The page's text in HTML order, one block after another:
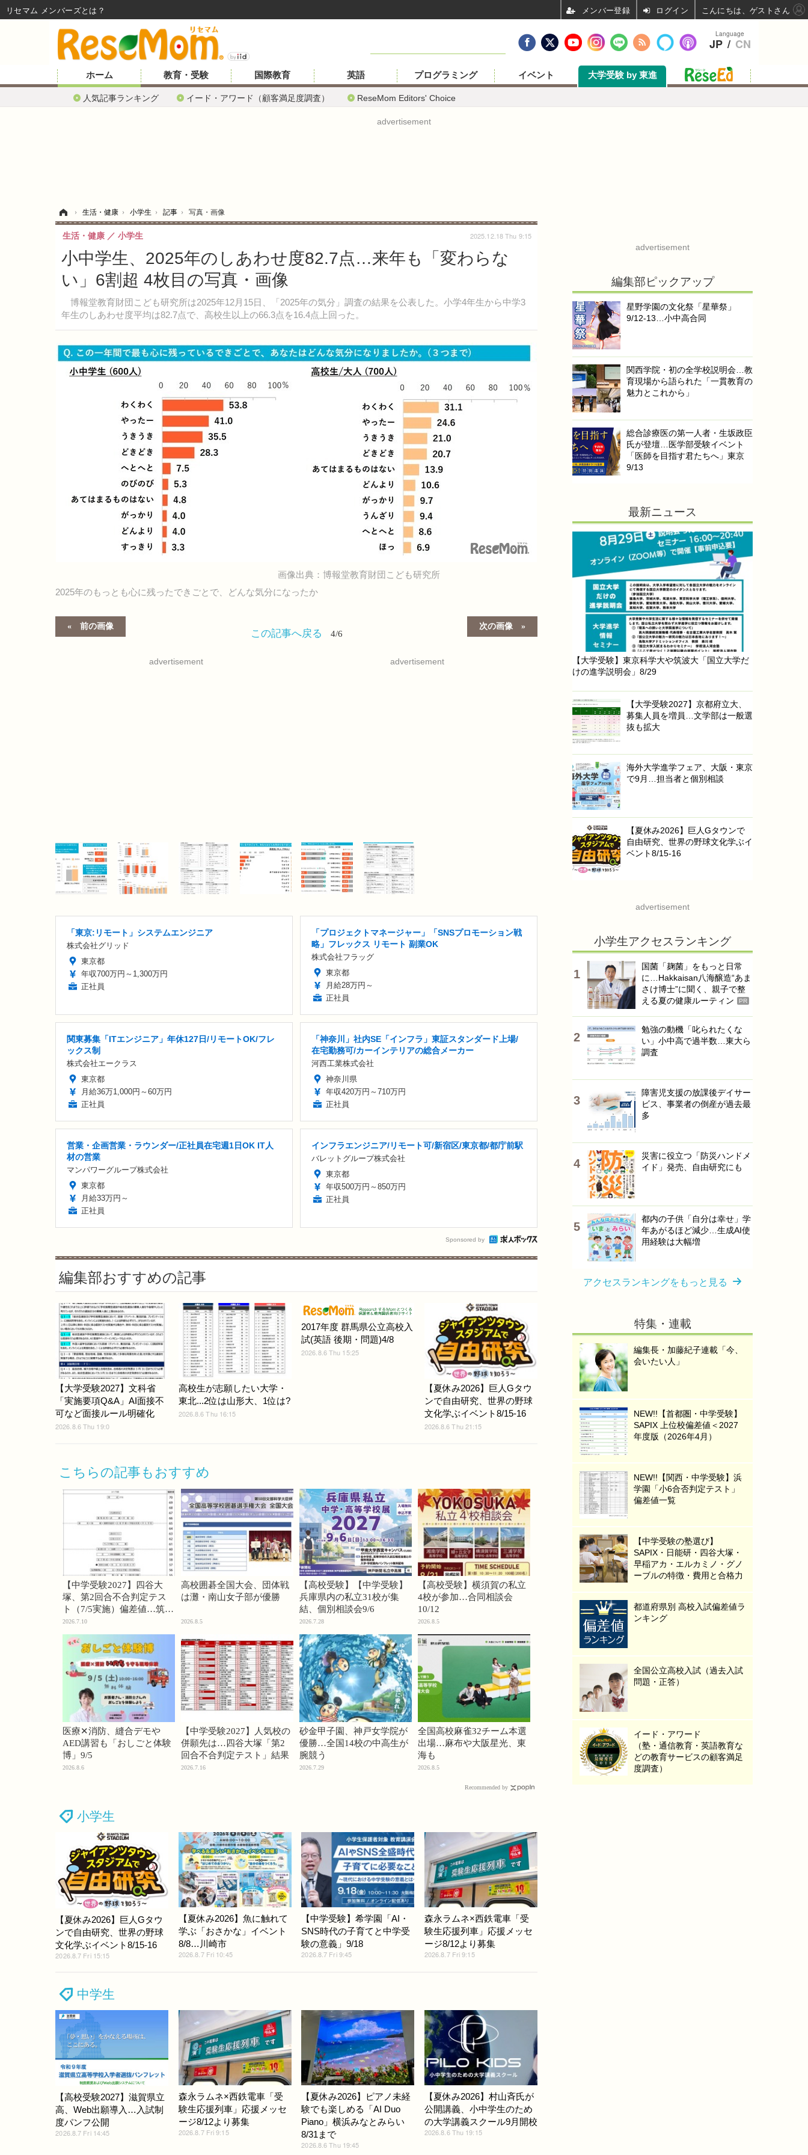
ホーム
人気記事ランキング イード・アワード（顧客満足度調査） ReseMom Editors' Choice
教育・受験 国際教育 英語 プログラミング イベント 大学受験 by 東進
advertisement
› 生活・健康 › 小学生 › 記事 › 写真・画像
小中学生、2025年のしあわせ度82.7点…来年も「変わらな
い」6割超 4枚目の写真・画像
博報堂教育財団こども研究所は2025年12月15日、「2025年の気分」調査の結果を公表した。小学4年生から中学3
年生のしあわせ度平均は82.7点で、高校生以上の66.3点を16.4点上回った。
生活・健康 小学生 2025.12.18 Thu 9:15
画像出典：博報堂教育財団こども研究所
2025年のもっとも心に残ったできごとで、どんな気分になったか
前の画像 次の画像
この記事へ戻る 4/6
advertisement advertisement
「東京:リモート」システムエンジニア
株式会社グリッド
東京都
年収700万円～1,300万円
正社員
「プロジェクトマネージャー」「SNSプロモーション戦
略」フレックス リモート 副業OK
株式会社フラッグ
東京都
月給28万円～
正社員
関東募集「ITエンジニア」年休127日/リモートOK/フレ
ックス制
株式会社エークラス
東京都
月給36万1,000円～60万円
正社員
「神奈川」社内SE「インフラ」東証スタンダード上場/
在宅勤務可/カーインテリアの総合メーカー
河西工業株式会社
神奈川県
年収420万円～710万円
正社員
営業・企画営業・ラウンダー/正社員在宅週1日OK IT人
材の営業
マンパワーグループ株式会社
東京都
月給33万円～
正社員
インフラエンジニア/リモート可/新宿区/東京都/都庁前駅
バレットグループ株式会社
東京都
年収500万円～850万円
正社員
Sponsored by
編集部おすすめの記事
【大学受験2027】文科省
「実施要項Q&A」AI面接不
可など面接ルール明確化
2026.8.6 Thu 19:0
高校生が志願したい大学・
東北...2位は山形大、1位は?
2026.8.6 Thu 16:15
2017年度 群馬県公立高校入
試(英語 後期・問題)4/8
2026.8.6 Thu 15:25
【夏休み2026】巨人Gタウ
ンで自由研究、世界の野球
文化学ぶイベント8/15-16
2026.8.6 Thu 21:15
こちらの記事もおすすめ
【中学受験2027】四谷大
塚、第2回合不合判定テス
ト（7/5実施）偏差値…筑駒
74・桜蔭70＜PR＞
2026.7.10
高校囲碁全国大会、団体戦
は灘・南山女子部が優勝
2026.8.5
【高校受験】【中学受験】
兵庫県内の私立31校が集
結、個別相談会9/6
2026.7.28
【高校受験】横須賀の私立
4校が参加…合同相談会
10/12
2026.8.5
医療✕消防、縫合デモや
AED講習も「おしごと体験
博」9/5
2026.8.6
【中学受験2027】人気校の
併願先は…四谷大塚「第2
回合不合判定テスト」結果
2026.7.16
砂金甲子園、神戸女学院が
優勝…全国14校の中高生が
腕競う
2026.7.29
全国高校麻雀32チーム本選
出場…麻布や大阪星光、東
海も
2026.8.5
Recommended by
小学生
【夏休み2026】巨人Gタウ
ンで自由研究、世界の野球
文化学ぶイベント8/15-16
2026.8.7 Fri 15:15
【夏休み2026】魚に触れて
学ぶ「おさかな」イベント
8/8…川崎市
2026.8.7 Fri 10:45
【中学受験】希学園「AI・
SNS時代の子育てと中学受
験の意義」9/18
2026.8.7 Fri 9:45
森永ラムネ×西鉄電車「受
験生応援列車」応援メッセ
ージ8/12より募集
2026.8.7 Fri 9:15
中学生
【高校受験2027】滋賀県立
高、Web出願導入…入試制
度パンフ公開
2026.8.7 Fri 14:45
森永ラムネ×西鉄電車「受
験生応援列車」応援メッセ
ージ8/12より募集
2026.8.7 Fri 9:15
【夏休み2026】ピアノ未経
験でも楽しめる「AI Duo
Piano」横浜みなとみらい
8/31まで
2026.8.6 Thu 19:45
【夏休み2026】村山斉氏が
公開講義、小中学生のため
の大学講義スクール9月開校
2026.8.6 Thu 19:15
advertisement
編集部ピックアップ
星野学園の文化祭「星華祭」
9/12-13…小中高合同
関西学院・初の全学校説明会…教
育現場から語られた「一貫教育の
魅力とこれから」
総合診療医の第一人者・生坂政臣
氏が登壇…医学部受験イベント
「医師を目指す君たちへ」東京
9/13
最新ニュース
【大学受験】東京科学大や筑波大「国立大学だ
けの進学説明会」8/29
【大学受験2027】京都府立大、
募集人員を増員…文学部は一般選
抜も拡大
海外大学進学フェア、大阪・東京
で9月…担当者と個別相談
【夏休み2026】巨人Gタウンで
自由研究、世界の野球文化学ぶイ
ベント8/15-16
advertisement
小学生アクセスランキング
国菌「麹菌」をもっと日常
に…Hakkaisan八海醸造“あま
さけ博士”に聞く、親子で整
える夏の健康ルーティン
PR
勉強の動機「叱られたくな
い」小中高で過半数…東大ら
調査
障害児支援の放課後デイサー
ビス、事業者の倒産が過去最
多
災害に役立つ「防災ハンドメ
イド」発売、自由研究にも
都内の子供「自分は幸せ」学
年あがるほど減少…生成AI使
用経験は大幅増
アクセスランキングをもっと見る
特集・連載
編集長・加藤紀子連載「今、
会いたい人」
NEW!!【首都圏・中学受験】
SAPIX 上位校偏差値＜2027
年度版（2026年4月）
NEW!!【関西・中学受験】浜
学園「小6合否判定テスト」
偏差値一覧
【中学受験の塾選び】
SAPIX・日能研・四谷大塚・
早稲アカ・エルカミノ・グノ
ーブルの特徴・費用と合格力
都道府県別 高校入試偏差値ラ
ンキング
全国公立高校入試（過去入試
問題・正答）
イード・アワード
（塾・通信教育・英語教育な
どの教育サービスの顧客満足
度調査）
Language
JP / CN
リセマム メンバーズ ログイン こんにちは、ゲストさん